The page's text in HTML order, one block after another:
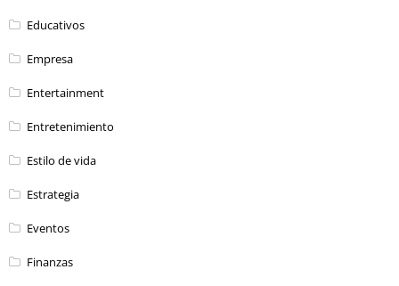
Educativos
Empresa
Entertainment
Entretenimiento
Estilo de vida
Estrategia
Eventos
Finanzas